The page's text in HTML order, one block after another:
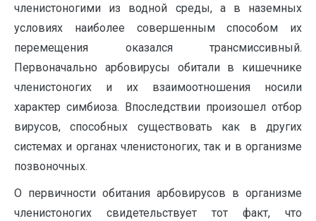
членистоногими из водной среды, а в наземных
условиях наиболее совершенным способом их
перемещения оказался трансмиссивный.
Первоначально арбовирусы обитали в кишечнике
членистоногих и их взаимоотношения носили
характер симбиоза. Впоследствии произошел отбор
вирусов, способных существовать как в других
системах и органах членистоногих, так и в организме
позвоночных.
О первичности обитания арбовирусов в организме
членистоногих свидетельствует тот факт, что